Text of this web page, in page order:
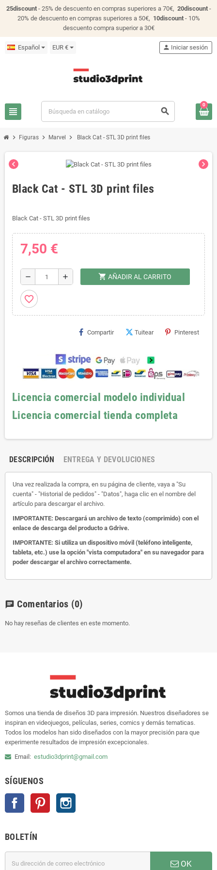
25discount- 25% de descuento en compras superiores a 70€, 20discount-
20% de descuento en compras superiores a 50€, 10discount- 10%
descuento compra superior a 30€
Español EUR €
view_headline search
person Iniciar sesión
0
chevron_right Figuras chevron_right Marvel chevron_right Black Cat - STL 3D print files
chevron_left chevron_right
Black Cat - STL 3D print files
Black Cat - STL 3D print files
7,50 €
remove add shopping_cart AÑADIR AL CARRITO
favorite_border
Compartir Tuitear Pinterest
Licencia comercial modelo individual
Licencia comercial tienda completa
DESCRIPCIÓN ENTREGA Y DEVOLUCIONES
Una vez realizada la compra, en su página de cliente, vaya a "Su
cuenta" - "Historial de pedidos" - "Datos", haga clic en el nombre del
artículo para descargar el archivo.
IMPORTANTE: Descargará un archivo de texto (comprimido) con el
enlace de descarga del producto a Gdrive.
IMPORTANTE: Si utiliza un dispositivo móvil (teléfono inteligente,
tableta, etc.) use la opción "vista computadora" en su navegador para
poder descargar el archivo correctamente.
chat Comentarios (0)
No hay reseñas de clientes en este momento.
Somos una tienda de diseños 3D para impresión. Nuestros diseñadores se
inspiran en videojuegos, películas, series, comics y demás tematicas.
Todos los modelos han sido diseñados con la mayor precisión para que
experimente resultados de impresión excepcionales.
Email: estudio3dprint@gmail.com
SÍGUENOS
Facebook Pinterest
BOLETÍN
OK